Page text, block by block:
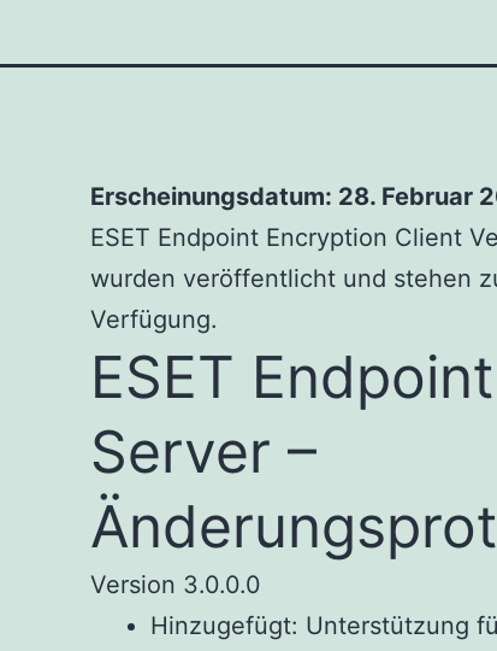
Erscheinungsdatum: 28. Februar
ESET Endpoint Encryption Client
wurden veröffentlicht und stehen
Verfügung.
ESET
Server –
Version 3.0.0.0
Hinzugefügt: Unterstützung